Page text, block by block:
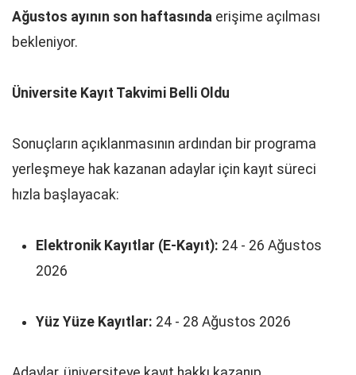
Ağustos ayının son haftasında erişime açılması
bekleniyor.
Üniversite Kayıt Takvimi Belli Oldu
Sonuçların açıklanmasının ardından bir programa
yerleşmeye hak kazanan adaylar için kayıt süreci
hızla başlayacak:
Elektronik Kayıtlar (E-Kayıt): 24 - 26 Ağustos
2026
Yüz Yüze Kayıtlar: 24 - 28 Ağustos 2026